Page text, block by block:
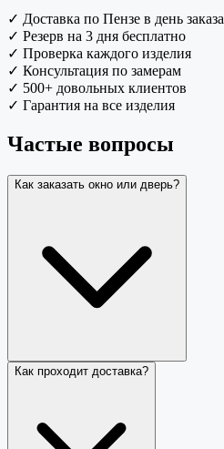
✓ Доставка по Пензе в день заказа
✓ Резерв на 3 дня бесплатно
✓ Проверка каждого изделия
✓ Консультация по замерам
✓ 500+ довольных клиентов
✓ Гарантия на все изделия
Частые вопросы
Как заказать окно или дверь?
Как проходит доставка?